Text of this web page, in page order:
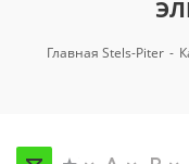
Главная Stels-Piter -